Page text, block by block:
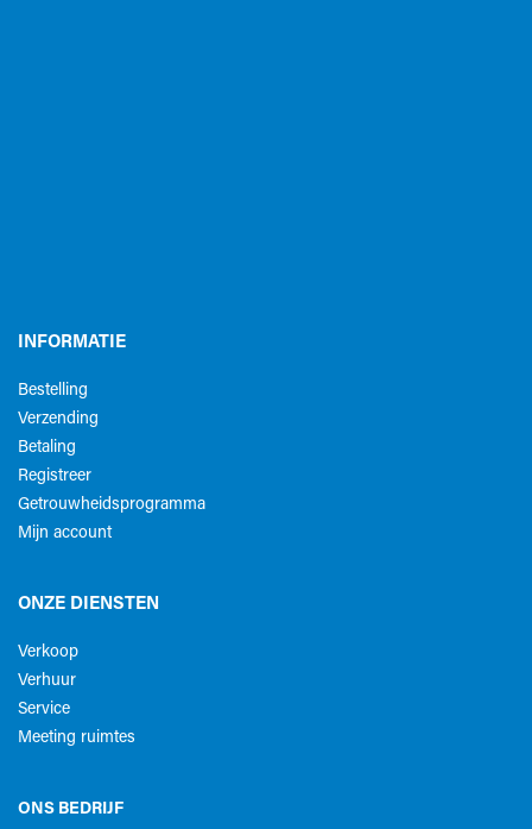
INFORMATIE
Bestelling
Verzending
Betaling
Registreer
Getrouwheidsprogramma
Mijn account
ONZE DIENSTEN
Verkoop
Verhuur
Service
Meeting ruimtes
ONS BEDRIJF